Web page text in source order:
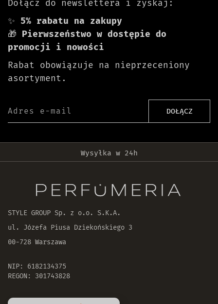
Dołącz do newslettera i zyskaj:
✨ 5% rabatu na zakupy
🎁 Pierwszeństwo w dostępie do
promocji i nowości
Rabat obowiązuje na nieprzeceniony
asortyment.
Adres e-mail DOŁĄCZ
Wysyłka w 24h
30 dni na zwrot zamówienia
STYLE GROUP Sp. z o.o. S.K.A.
ul. Józefa Piusa Dziekońskiego 3
00-728 Warszawa
NIP: 6182134375
REGON: 301743828